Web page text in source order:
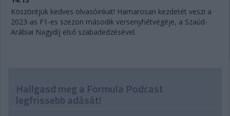
Köszöntjük kedves olvasóinkat! Hamarosan kezdetét veszi a
2023-as F1-es szezon második versenyhétvégéje, a Szaúd-
Arábiai Nagydíj első szabadedzésével.
Hallgasd meg a Formula Podcast
legfrissebb adását!